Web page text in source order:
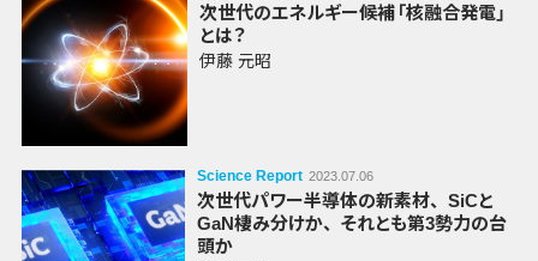
次世代のエネルギー候補 「核融合発電」
とは？
伊藤 元昭
Science Report 2023.07.06
次世代パワー半導体の新素材、 SiCと
GaN棲み分けか、 それとも第3勢力の台
頭か